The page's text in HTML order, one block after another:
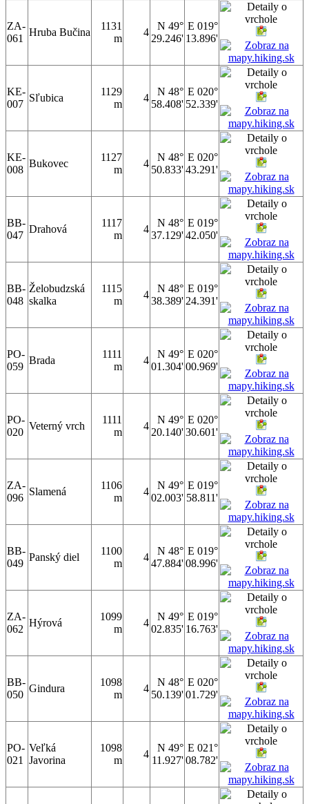
ZA-
061
Hruba Bučina
1131
m
4
N 49°
29.246'
E 019°
13.896'
KE-
007
Sľubica
1129
m
4
N 48°
58.408'
E 020°
52.339'
KE-
008
Bukovec
1127
m
4
N 48°
50.833'
E 020°
43.291'
BB-
047
Drahová
1117
m
4
N 48°
37.129'
E 019°
42.050'
BB-
048
Želobudzská
skalka
1115
m
4
N 48°
38.389'
E 019°
24.391'
PO-
059
Brada
1111
m
4
N 49°
01.304'
E 020°
00.969'
PO-
020
Veterný vrch
1111
m
4
N 49°
20.140'
E 020°
30.601'
ZA-
096
Slamená
1106
m
4
N 49°
02.003'
E 019°
58.811'
BB-
049
Panský diel
1100
m
4
N 48°
47.884'
E 019°
08.996'
ZA-
062
Hýrová
1099
m
4
N 49°
02.835'
E 019°
16.763'
BB-
050
Gindura
1098
m
4
N 48°
50.139'
E 020°
01.729'
PO-
021
Veľká
Javorina
1098
m
4
N 49°
11.927'
E 021°
08.782'